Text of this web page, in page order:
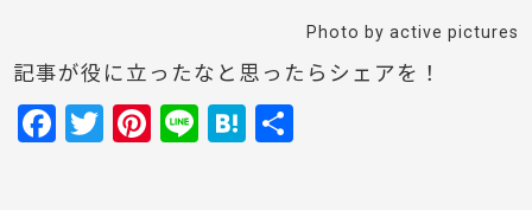
Photo by active pictures
記事が役に立ったなと思ったらシェアを！
F
T
Pi Li H